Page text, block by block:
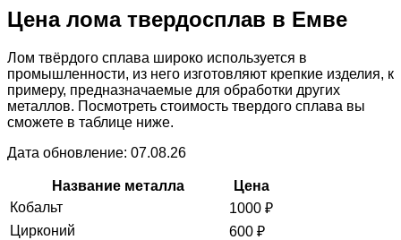
Цена лома твердосплав в Емве
Лом твёрдого сплава широко используется в
промышленности, из него изготовляют крепкие изделия, к
примеру, предназначаемые для обработки других
металлов. Посмотреть стоимость твердого сплава вы
сможете в таблице ниже.
Дата обновление: 07.08.26
Название металла
Цена
Кобальт
1000 ₽
Цирконий
600 ₽